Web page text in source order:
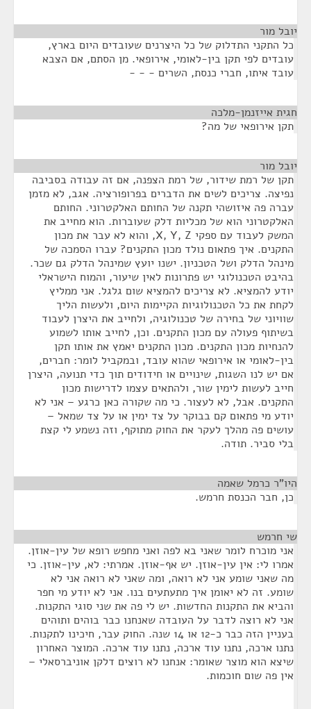
יובל מור
כל התקני התדלוק של כל היצרנים שעובדים היום בארץ,
עובדים לפי תקן בין-לאומי, אירופאי. מן הסתם, אם הצבא
עובד איתו, חברי כנסת, השרים - - -
חגית אייזנמן-מלכה
תקן אירופאי של מה?
יובל מור
תקן של רמת שידור, של רמת הצפנה, אם זה עבודה בסביבה
נפיצה. צריכים לשים את הדברים בפרופורציה. אגב, לא מזמן
עברה פה איזושהי תקנה של החותם האלקטרוני. החותם
האלקטרוני הוא של מכליות דלק שעוברות. הוא מחייב את
המשק לעבוד עם ספקי X, Y, Z, והוא לא עבר את מכון
התקנים. איך פתאום נולד מכון התקנים? עברו הסמכה של
מינהל הדלק ושל הטכניון. ישנו יועץ שמינהל הדלק גם שכר.
בהיבט הטכנולוגי יש פתרונות לאין שיעור, והמוח הישראלי
יודע להמציא. לא צריכים להמציא שום גלגל. אני ממליץ
לקחת את כל הטכנולוגיות הקיימות היום, ולעשות הליך
שוויוני של בחירה של טכנולוגיה, ולחייב את היצרן לעבוד
בשיתוף פעולה עם מכון התקנים. וכן, לחייב אותו לשמוע
להנחיות מכון התקנים. מכון התקנים יאמץ את אותו תקן
בין-לאומי או אירופאי שהוא עובד, ובמקביל לומר: חברים,
אם יש לנו השגות, שינויים או חידודים תוך כדי תנועה, היצרן
חייב לעשות לימין שור, ולהתאים עצמו לדרישות מכון
התקנים. אבל, לא לעצור. כי מה שקורה כאן כרגע – אני לא
יודע מי פתאום קם בבוקר על צד ימין או על צד שמאל –
עושים פה מהלך לעקר את החוק מתוקף, וזה נשמע לי קצת
בלי סביר. תודה.
היו"ר כרמל שאמה
כן, חבר הכנסת חרמש.
שי חרמש
אני מוכרח לומר שאני בא לפה ואני מחפש רופא של עין-אוזן.
אמרו לי: אין עין-אוזן. יש אף-אוזן. אמרתי: לא, עין-אוזן. כי
מה שאני שומע אני לא רואה, ומה שאני לא רואה אני לא
שומע. זה לא יאומן איך מתעתעים בנו. אני לא יודע מי חפר
והביא את התקנות החדשות. יש לי פה את שני סוגי התקנות.
אני לא רוצה לדבר על העובדה שאנחנו כבר בוהים ותוהים
בעניין הזה כבר כ-12 או 14 שנה. החוק עבר, חיכינו לתקנות.
נתנו ארכה, נתנו עוד ארכה, נתנו עוד ארכה. המוצר האחרון
שיצא הוא מוצר שאומר: אנחנו לא רוצים דלקן אוניברסאלי –
אין פה שום חוכמות.